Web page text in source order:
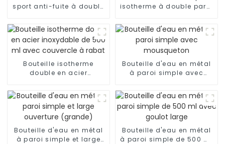
sport anti-fuite à double
isotherme à double paroi
Bouteille isotherme
double en acier
avec couvercle à rabat
Bouteille d'eau en métal
à paroi simple avec
Bouteille d'eau en métal
à paroi simple et large
Bouteille d'eau en métal
à paroi simple de 500 ml